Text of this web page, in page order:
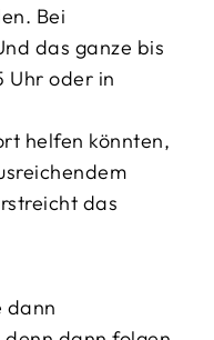
Bei
das ganze bis
Uhr oder in
helfen könnten,
das
dann